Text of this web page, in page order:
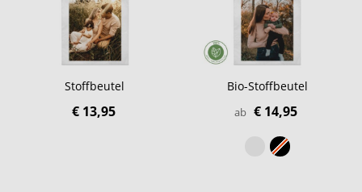
Stoffbeutel
€ 13,95
Bio-Stoffbeutel
ab € 14,95